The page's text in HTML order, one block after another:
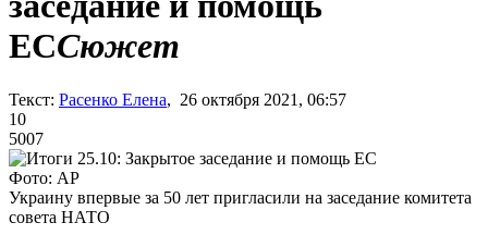
ЕССюжет
Текст: Расенко Елена, 26 октября 2021, 06:57
10
5007
Фото: АР
Украину впервые за 50 лет пригласили на заседание комитета
совета НАТО